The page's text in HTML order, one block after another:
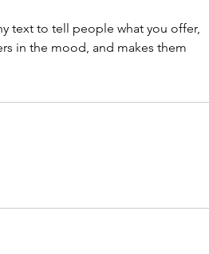
text to tell people what you offer,
in the mood, and makes them